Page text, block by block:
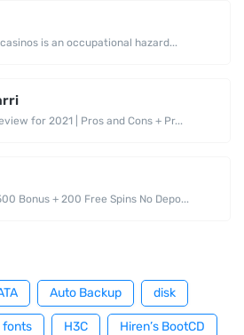
is an occupational hazard...
for 2021 | Pros and Cons + Pr...
Bonus + 200 Free Spins No Depo...
Auto Backup disk
fonts H3C Hiren’s BootCD